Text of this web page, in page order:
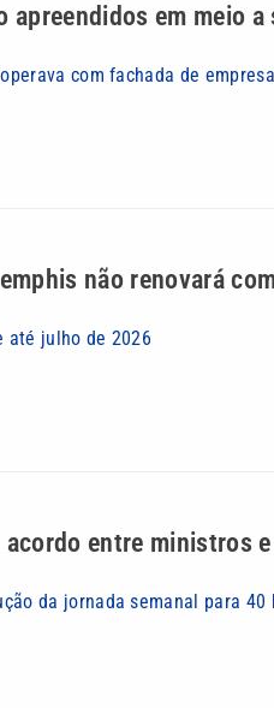
apreendidos em meio a
com fachada de
não renovará
até julho de 2026
entre ministros
da jornada semanal para 40